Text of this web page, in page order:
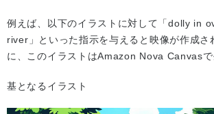
例えば、以下のイラストに対して「dolly in
river」といった指示を与えると映像が作成さ
に、このイラストはAmazon Nova Canvasで
基となるイラスト